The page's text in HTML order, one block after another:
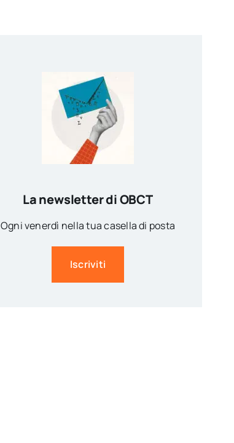
La newsletter di OBCT
Ogni venerdì nella tua casella di posta
Iscriviti